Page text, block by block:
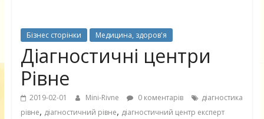
Бізнес сторінки Медицина, здоров'я
Діагностичні центри
Рівне
2019-02-01 Mini-Rivne 0 коментарів
діагностика
рівне, діагностичний рівне, діагностичний центр експерт